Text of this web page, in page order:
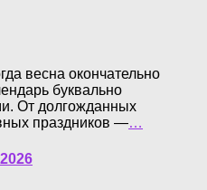
весна окончательно
буквально
От долгожданных
праздников —…